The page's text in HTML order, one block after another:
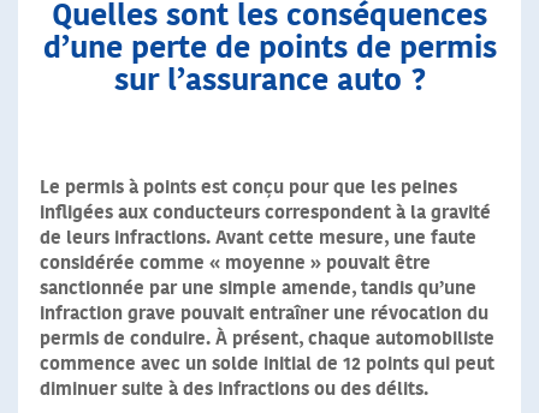
Quelles sont les conséquences
d’une perte de points de permis
sur l’assurance auto ?
Le permis à points est conçu pour que les peines
infligées aux conducteurs correspondent à la gravité
de leurs infractions. Avant cette mesure, une faute
considérée comme « moyenne » pouvait être
sanctionnée par une simple amende, tandis qu’une
infraction grave pouvait entraîner une révocation du
permis de conduire. À présent, chaque automobiliste
commence avec un solde initial de 12 points qui peut
diminuer suite à des infractions ou des délits.